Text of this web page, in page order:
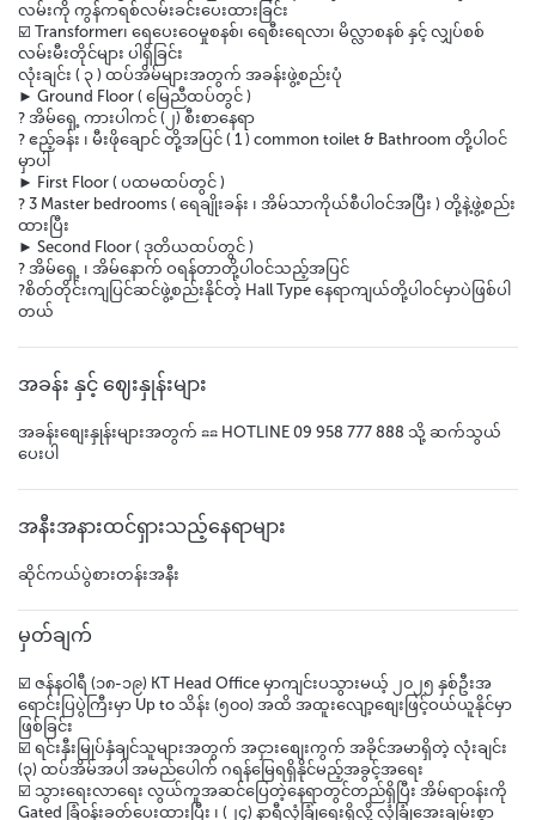
လမ်းကို ကွန်ကရစ်လမ်းခင်းပေးထားခြင်း
☑️ Transformer၊ ရေပေးဝေမှုစနစ်၊ ရေစီးရေလာ၊ မိလ္လာစနစ် နှင့် လျှပ်စစ်
လမ်းမီးတိုင်များ ပါရှိခြင်း
လုံးချင်း ( ၃ ) ထပ်အိမ်များအတွက် အခန်းဖွဲ့စည်းပုံ
► Ground Floor ( မြေညီထပ်တွင် )
? အိမ်ရှေ့ ကားပါကင် (၂) စီးစာနေရာ
? ဧည့်ခန်း ၊ မီးဖိုချောင် တို့အပြင် ( 1 ) common toilet & Bathroom တို့ပါဝင်
မှာပါ
► First Floor ( ပထမထပ်တွင် )
? 3 Master bedrooms ( ရေချိုးခန်း ၊ အိမ်သာကိုယ်စီပါဝင်အပြီး ) တို့နဲ့ဖွဲ့စည်း
ထားပြီး
► Second Floor ( ဒုတိယထပ်တွင် )
? အိမ်ရှေ့ ၊ အိမ်နောက် ဝရန်တာတို့ပါဝင်သည့်အပြင်
?စိတ်တိုင်းကျပြင်ဆင်ဖွဲ့စည်းနိုင်တဲ့ Hall Type နေရာကျယ်တို့ပါဝင်မှာပဲဖြစ်ပါ
တယ်
အခန်း နှင့် ဈေးနှုန်းများ
အခန်းစျေးနှုန်းများအတွက် ☎☎ HOTLINE 09 958 777 888 သို့ ဆက်သွယ်
ပေးပါ
အနီးအနားထင်ရှားသည့်နေရာများ
ဆိုင်ကယ်ပွဲစားတန်းအနီး
မှတ်ချက်
☑️ ဇန်နဝါရီ (၁၈-၁၉) KT Head Office မှာကျင်းပသွားမယ့် ၂၀၂၅ နှစ်ဦးအ
ရောင်းပြပွဲကြီးမှာ Up to သိန်း (၅၀၀) အထိ အထူးလျော့စျေးဖြင့်ဝယ်ယူနိုင်မှာ
ဖြစ်ခြင်း
☑️ ရင်းနှီးမြုပ်နှံချင်သူများအတွက် အငှားစျေးကွက် အခိုင်အမာရှိတဲ့ လုံးချင်း
(၃) ထပ်အိမ်အပါ အမည်ပေါက် ဂရန်မြေရရှိနိုင်မည့်အခွင့်အ‌ရေး
☑️ သွားရေးလာရေး လွယ်ကူအဆင်ပြေတဲ့နေရာတွင်တည်ရှိပြီး အိမ်ရာ၀န်းကို
Gated ခြံ၀န်းခတ်ပေးထားပြီး ၊ (၂၄) နာရီလုံခြုံရေးရှိလို့ လုံခြုံအေးချမ်းစွာ